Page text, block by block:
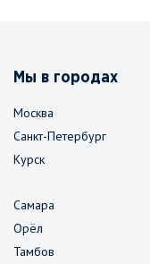
Мы в городах
Москва
Санкт-Петербург
Курск
Самара
Орёл
Тамбов